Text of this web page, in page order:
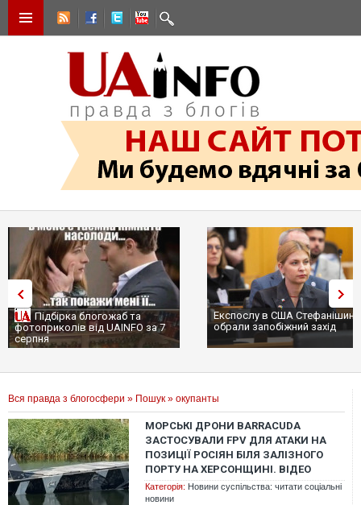
Підбірка блогожаб та
фотоприколів від UAINFO за 7
серпня
Експослу в США
обрали запобіжний захід
Вся правда з блогосфери » Пошук » окупанты
МОРСЬКІ ДРОНИ BARRACUDA
ЗАСТОСУВАЛИ FPV ДЛЯ АТАКИ НА
ПОЗИЦІЇ РОСІЯН БІЛЯ ЗАЛІЗНОГО
ПОРТУ НА ХЕРСОНЩИНІ. ВІДЕО
Категорія: Новини суспільства: читати соціальні
новини